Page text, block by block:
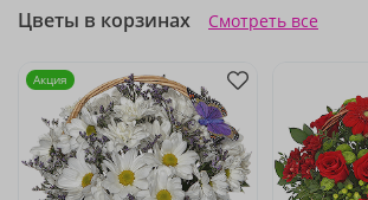
Цветы в корзинах Смотреть все
Акция